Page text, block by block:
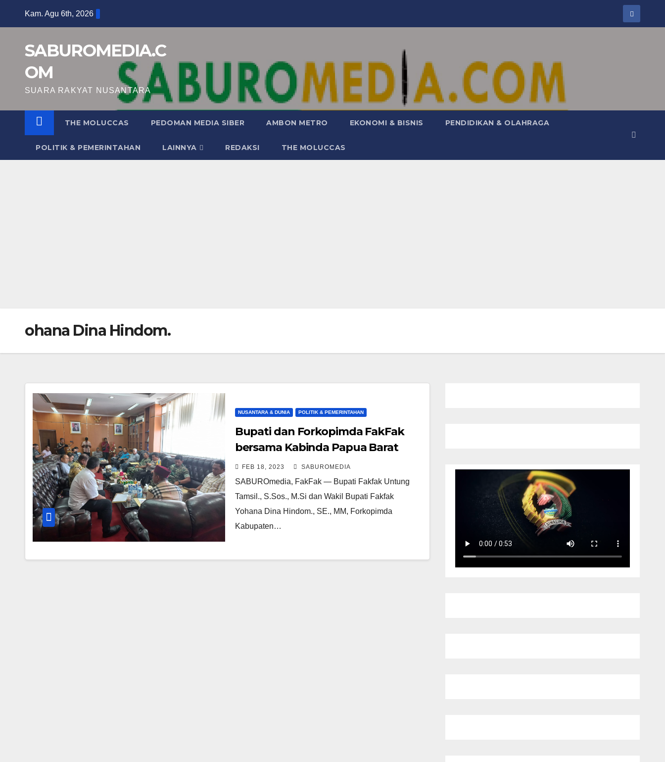
Kam. Agu 6th, 2026
SABUROMEDIA.C
OM
SUARA RAKYAT NUSANTARA
THE MOLUCCAS PEDOMAN MEDIA SIBER AMBON METRO EKONOMI & BISNIS PENDIDIKAN & OLAHRAGA
POLITIK & PEMERINTAHAN LAINNYA REDAKSI THE MOLUCCAS
ohana Dina Hindom.
NUSANTARA & DUNIA POLITIK & PEMERINTAHAN
Bupati dan Forkopimda FakFak
bersama Kabinda Papua Barat
Ratas terkait Vidcon Peresmian
Gedung PYCH PMI
FEB 18, 2023 SABUROMEDIA
SABUROmedia, FakFak — Bupati Fakfak Untung
Tamsil., S.Sos., M.Si dan Wakil Bupati Fakfak
Yohana Dina Hindom., SE., MM, Forkopimda
Kabupaten…